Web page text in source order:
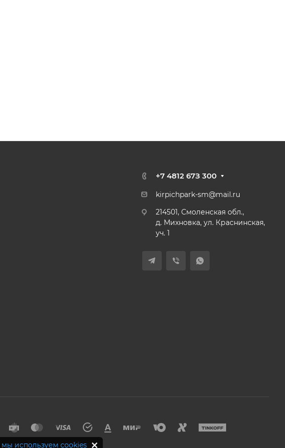
+7 4812 67З 300
kirpichpark-sm@mail.ru
214501, Смоленская обл.,
д. Михновка, ул. Краснинская,
уч. 1
мы используем cookies